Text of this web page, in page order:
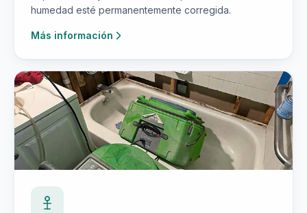
humedad esté permanentemente corregida.
Más información